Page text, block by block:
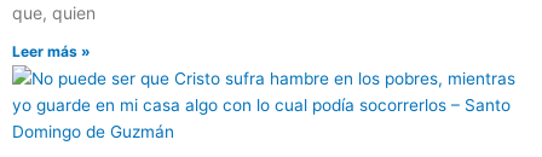
que, quien
Leer más »